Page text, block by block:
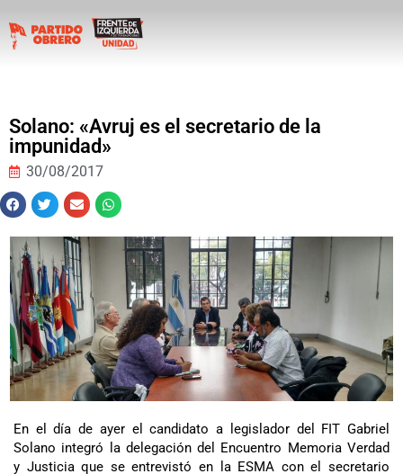
Solano: «Avruj es el secretario de la
impunidad»
30/08/2017
En el día de ayer el candidato a legislador del FIT Gabriel
Solano integró la delegación del Encuentro Memoria Verdad
y Justicia que se entrevistó en la ESMA con el secretario